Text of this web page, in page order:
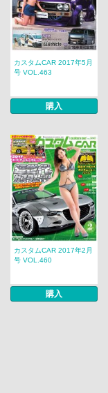
カスタムCAR 2017年5月
号 VOL.463
購入
カスタムCAR 2017年2月
号 VOL.460
購入